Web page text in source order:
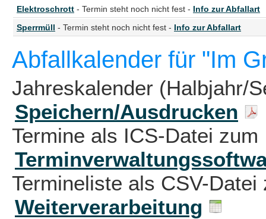
Elektroschrott - Termin steht noch nicht fest - Info zur Abfallart
Sperrmüll - Termin steht noch nicht fest - Info zur Abfallart
Abfallkalender für "Im
Jahreskalender (Halbjahr/
Speichern/Ausdrucken
Termine als ICS-Datei zum
Termineliste als CSV-
Weiterverarbeitung